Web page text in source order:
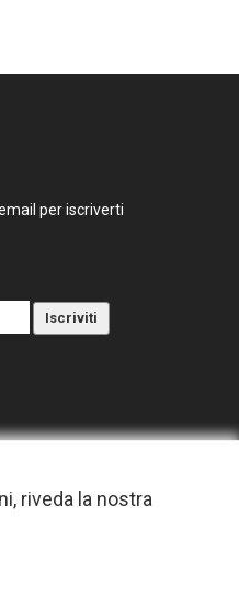
per iscriverti
riveda la nostra